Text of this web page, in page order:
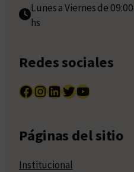
Lunes a Viernes de
hs
Redes sociales
Facebook InstagramLinkedIn Twitter YouTube
Páginas del sitio
Institucional